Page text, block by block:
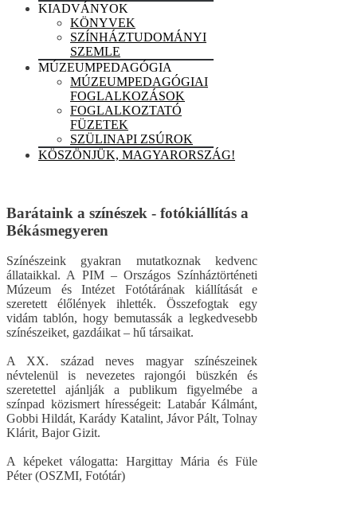
KIADVÁNYOK
KÖNYVEK
SZÍNHÁZTUDOMÁNYI
SZEMLE
MÚZEUMPEDAGÓGIA
MÚZEUMPEDAGÓGIAI
FOGLALKOZÁSOK
FOGLALKOZTATÓ
FÜZETEK
SZÜLINAPI ZSÚROK
KÖSZÖNJÜK, MAGYARORSZÁG!
Barátaink a színészek - fotókiállítás a
Békásmegyeren
Színészeink gyakran mutatkoznak kedvenc
állataikkal. A PIM – Országos Színháztörténeti
Múzeum és Intézet Fotótárának kiállítását e
szeretett élőlények ihlették. Összefogtak egy
vidám tablón, hogy bemutassák a legkedvesebb
színészeiket, gazdáikat – hű társaikat.
A XX. század neves magyar színészeinek
névtelenül is nevezetes rajongói büszkén és
szeretettel ajánlják a publikum figyelmébe a
színpad közismert hírességeit: Latabár Kálmánt,
Gobbi Hildát, Karády Katalint, Jávor Pált, Tolnay
Klárit, Bajor Gizit.
A képeket válogatta: Hargittay Mária és Füle
Péter (OSZMI, Fotótár)